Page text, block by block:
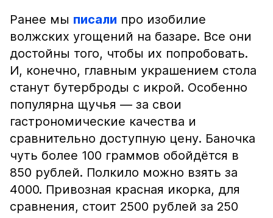
Ранее мы писали про изобилие
волжских угощений на базаре. Все они
достойны того, чтобы их попробовать.
И, конечно, главным украшением стола
станут бутерброды с икрой. Особенно
популярна щучья — за свои
гастрономические качества и
сравнительно доступную цену. Баночка
чуть более 100 граммов обойдётся в
850 рублей. Полкило можно взять за
4000. Привозная красная икорка, для
сравнения, стоит 2500 рублей за 250